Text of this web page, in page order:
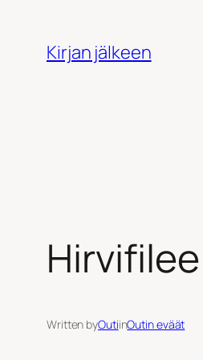
sisältöönKirjan jälkeen
Written byOutiinOutin eväät